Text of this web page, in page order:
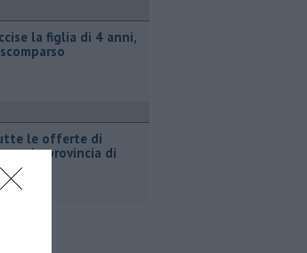
la figlia di 4 anni,
le offerte di
in provincia di